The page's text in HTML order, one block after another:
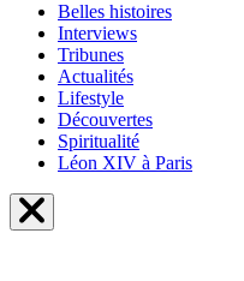
Belles histoires
Interviews
Tribunes
Actualités
Lifestyle
Découvertes
Spiritualité
Léon XIV à Paris